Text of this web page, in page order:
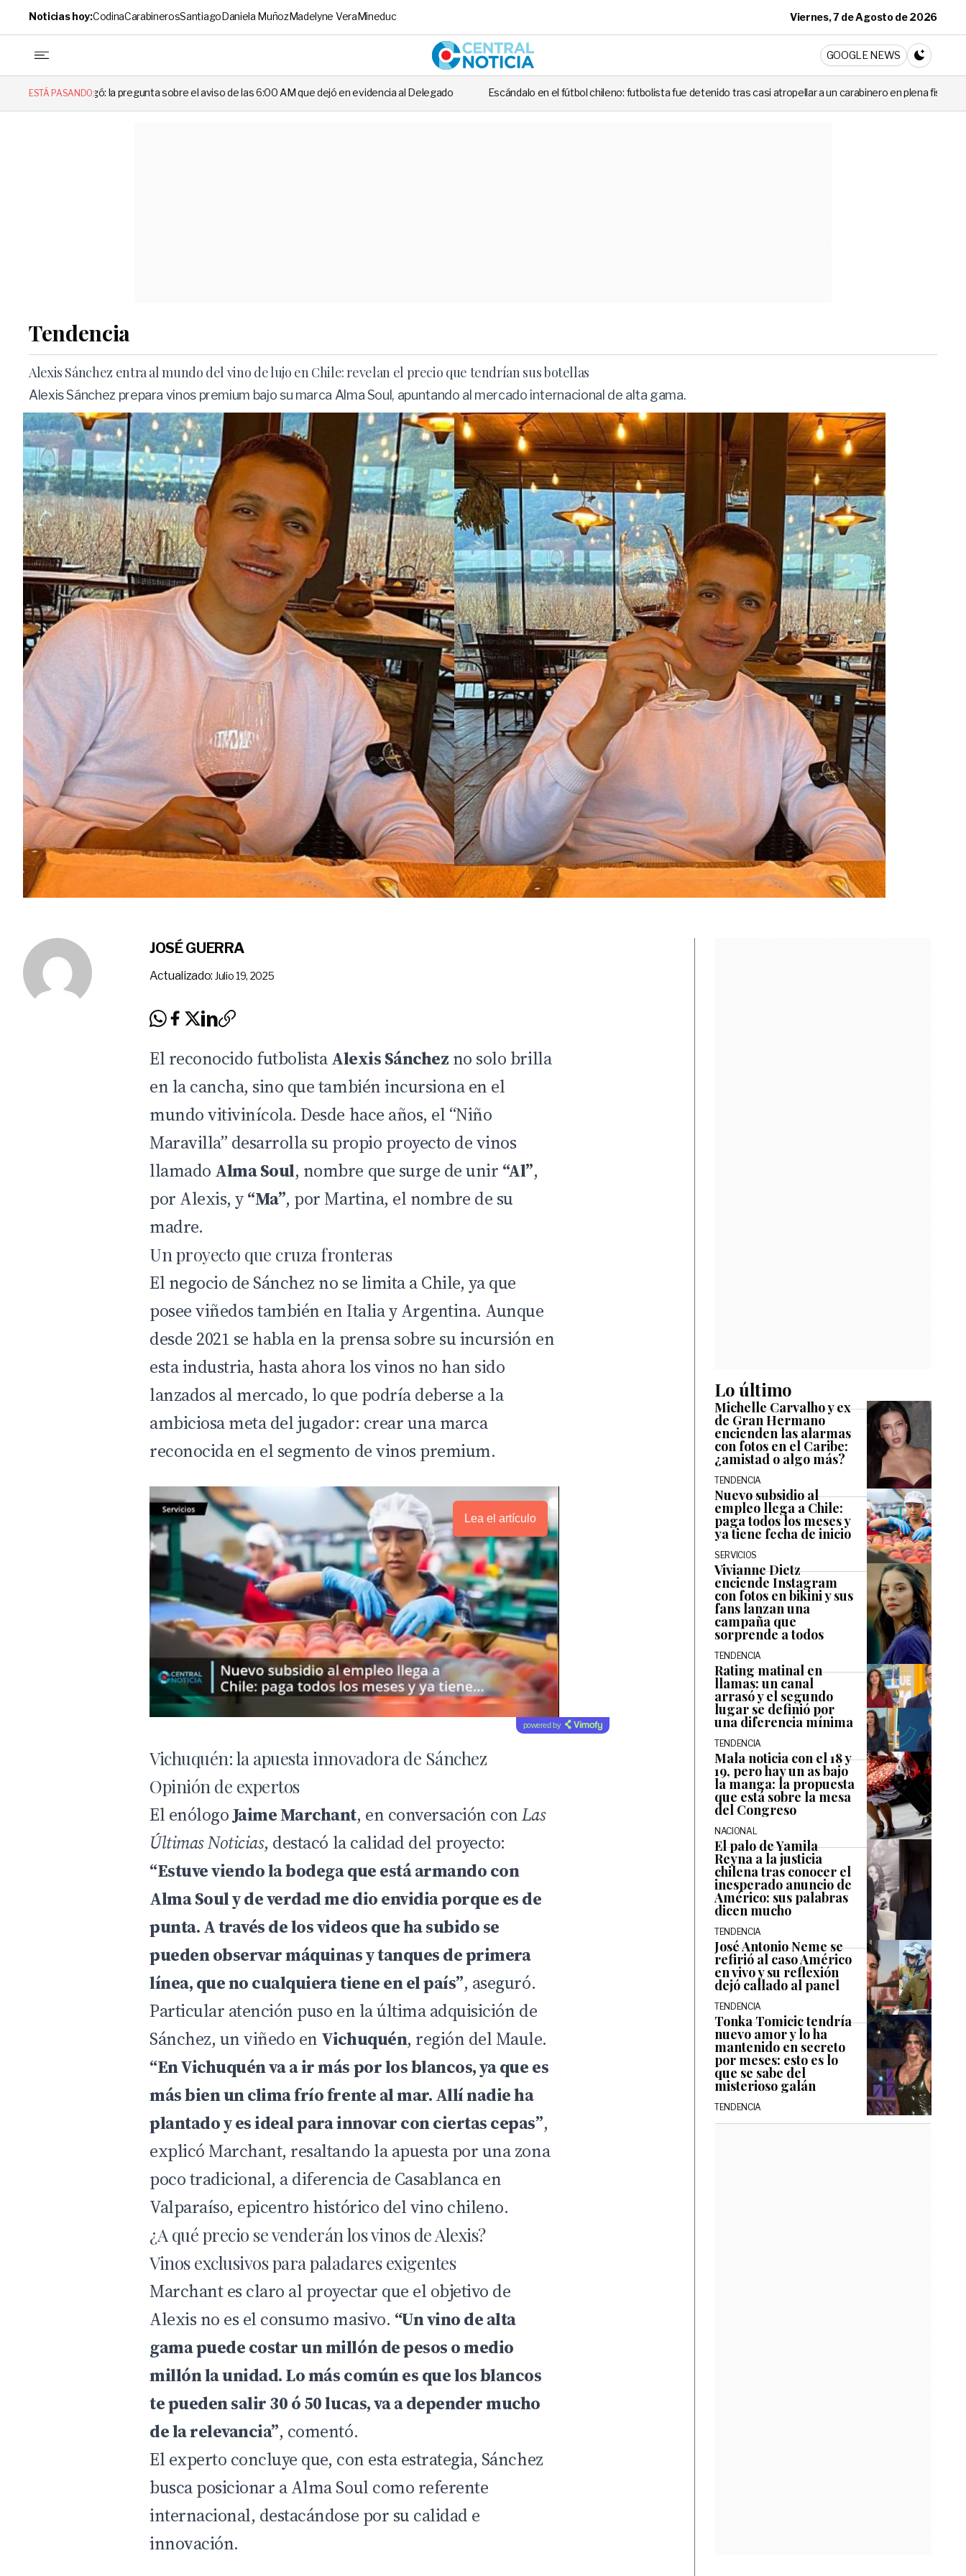
Noticias hoy:CodinaCarabinerosSantiagoDaniela MuñozMadelyne VeraMineduc Viernes, 7 de Agosto de 2026
Central Noticia
GOOGLE NEWS
CAMBIA A
ESTÁ PASANDO:
sobre el aviso de las 6:00 AM que dejó en evidencia al Delegado Escándalo en el fútbol chileno: futbolista fue detenido tras casi atropellar a un carabinero en plena fiscalización Cortes de luz
Tendencia
Alexis Sánchez entra al mundo del vino de lujo en Chile: revelan el precio que tendrían sus botellas
Alexis Sánchez prepara vinos premium bajo su marca Alma Soul, apuntando al mercado internacional de alta gama.
JOSÉ GUERRA
Actualizado: Julio 19, 2025
El reconocido futbolistaAlexis Sánchez no solo brilla
en la cancha, sino que también incursiona en el
mundo vitivinícola. Desde hace años, el “Niño
Maravilla” desarrolla su propio proyecto de vinos
llamado Alma Soul, nombre que surge de unir “Al”,
por Alexis, y“Ma”, por Martina, el nombre de su
madre.
Un proyecto que cruza fronteras
El negocio de Sánchez no se limita a Chile, ya que
posee viñedos también en Italia y Argentina. Aunque
desde 2021 se habla en la prensa sobre su incursión en
esta industria, hasta ahora los vinos no han sido
lanzados al mercado, lo que podría deberse a la
ambiciosa meta del jugador: crear una marca
reconocida en el segmento de vinos premium.
Lea el artículo
powered by
Vichuquén: la apuesta innovadora de Sánchez
Opinión de expertos
El enólogoJaime Marchant, en conversación conLas
Últimas Noticias, destacó la calidad del proyecto:
“Estuve viendo la bodega que está armando con
Alma Soul y de verdad me dio envidia porque es de
punta. A través de los videos que ha subido se
pueden observar máquinas y tanques de primera
línea, que no cualquiera tiene en el país”, aseguró.
Particular atención puso en la última adquisición de
Sánchez, un viñedo en Vichuquén, región del Maule.
“En Vichuquén va a ir más por los blancos, ya que es
más bien un clima frío frente al mar. Allí nadie ha
plantado y es ideal para innovar con ciertas cepas”,
explicó Marchant, resaltando la apuesta por una zona
poco tradicional, a diferencia de Casablanca en
Valparaíso, epicentro histórico del vino chileno.
¿A qué precio se venderán los vinos de Alexis?
Vinos exclusivos para paladares exigentes
Marchant es claro al proyectar que el objetivo de
Alexis no es el consumo masivo. “Un vino de alta
gama puede costar un millón de pesos o medio
millón la unidad. Lo más común es que los blancos
te pueden salir 30 ó 50 lucas, va a depender mucho
de la relevancia”, comentó.
El experto concluye que, con esta estrategia, Sánchez
busca posicionar a Alma Soul como referente
internacional, destacándose por su calidad e
innovación.
Lo último
Michelle Carvalho y ex
de Gran Hermano
encienden las alarmas
con fotos en el Caribe:
¿amistad o algo más?
TENDENCIA
Nuevo subsidio al
empleo llega a Chile:
paga todos los meses y
ya tiene fecha de inicio
SERVICIOS
Vivianne Dietz
enciende Instagram
con fotos en bikini y sus
fans lanzan una
campaña que
sorprende a todos
TENDENCIA
Rating matinal en
llamas: un canal
arrasó y el segundo
lugar se definió por
una diferencia mínima
TENDENCIA
Mala noticia con el 18 y
19, pero hay un as bajo
la manga: la propuesta
que está sobre la mesa
del Congreso
NACIONAL
El palo de Yamila
Reyna a la justicia
chilena tras conocer el
inesperado anuncio de
Américo: sus palabras
dicen mucho
TENDENCIA
José Antonio Neme se
refirió al caso Américo
en vivo y su reflexión
dejó callado al panel
TENDENCIA
Tonka Tomicic tendría
nuevo amor y lo ha
mantenido en secreto
por meses: esto es lo
que se sabe del
misterioso galán
TENDENCIA